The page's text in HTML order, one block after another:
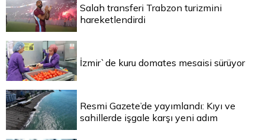
Salah transferi Trabzon turizmini
hareketlendirdi
İzmir`de kuru domates mesaisi sürüyor
Resmi Gazete’de yayımlandı: Kıyı ve
sahillerde işgale karşı yeni adım